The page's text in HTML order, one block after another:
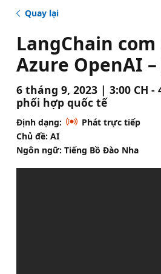
Quay lại
LangChain
Azure OpenAI
6 tháng 9, 2023 | 3:00 CH -
phối hợp quốc tế
Định dạng:
Phát trực tiếp
Chủ đề: AI
Ngôn ngữ: Tiếng Bồ Đào Nha